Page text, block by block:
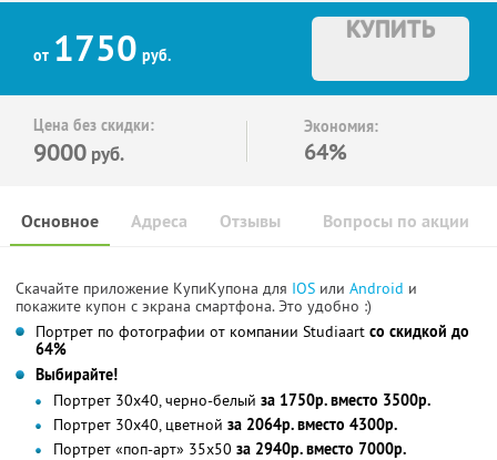
от 1750 руб.
КУПИТЬ
Цена без скидки:
9000 руб.
Экономия:
64%
Основное Отзывы Вопросы по акции
Адреса
Скачайте приложение КупиКупона для IOS или Android и
покажите купон с экрана смартфона. Это удобно :)
Портрет по фотографии от компании Studiaart со скидкой до
64%
Выбирайте!
Портрет 30х40, черно-белый за 1750р. вместо 3500р.
Портрет 30х40, цветной за 2064р. вместо 4300р.
Портрет «поп-арт» 35х50 за 2940р. вместо 7000р.